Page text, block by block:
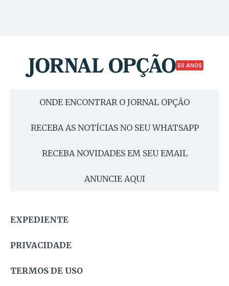
50 ANOS
ONDE ENCONTRAR O JORNAL OPÇÃO
RECEBA AS NOTÍCIAS NO SEU WHATSAPP
RECEBA NOVIDADES EM SEU EMAIL
ANUNCIE AQUI
EXPEDIENTE
PRIVACIDADE
TERMOS DE USO